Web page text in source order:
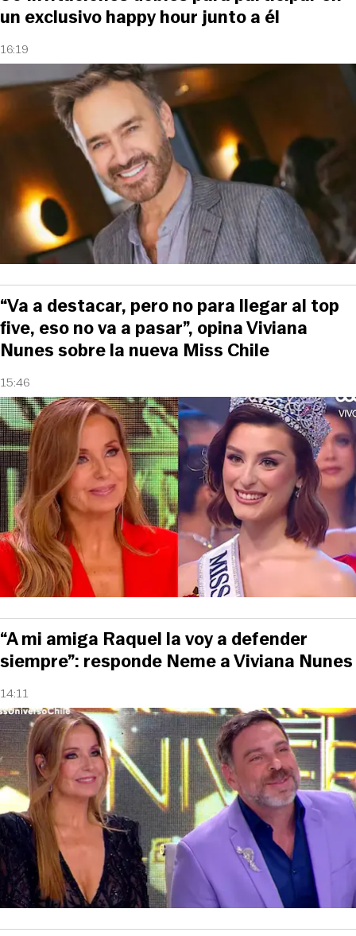
16:19
un exclusivo happy hour junto a él
15:46
“Va a destacar, pero no para llegar al top
five, eso no va a pasar”, opina Viviana
Nunes sobre la nueva Miss Chile
14:11
“A mi amiga Raquel la voy a defender
siempre”: responde Neme a Viviana Nunes